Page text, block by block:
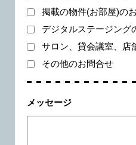
掲載の物件(お部屋)の
デジタルステージング
サロン、貸会議室、店
その他のお問合せ
メッセージ